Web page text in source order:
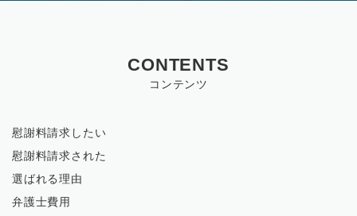
CONTENTS
コンテンツ
慰謝料請求したい
慰謝料請求された
選ばれる理由
弁護士費用